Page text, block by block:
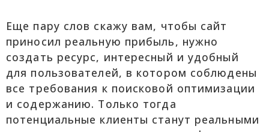
Еще пару слов скажу вам, чтобы сайт
приносил реальную прибыль, нужно
создать ресурс, интересный и удобный
для пользователей, в котором соблюдены
все требования к поисковой оптимизации
и содержанию. Только тогда
потенциальные клиенты станут реальными